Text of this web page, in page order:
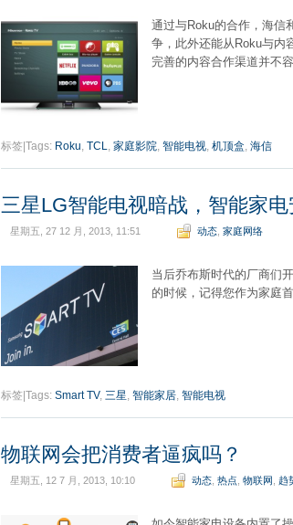
通过与Roku的合作，海信
争，此外还能从Roku与内
完善的内容合作渠道并不
标签|Tags: Roku, TCL, 家庭影院, 智能电视, 机顶盒, 海信
三星LG智能电视暗战，智能家
星期五, 27 12 月, 2013, 11:51 动态 家庭网络
当后乔布斯时代的厂商们
的时候，记得您作为家庭
标签|Tags: Smart TV, 三星, 智能家居, 智能电视
物联网会把消费者逼疯吗？
星期五, 12 7 月, 2013, 10:10 动态 热点 物联网 趋